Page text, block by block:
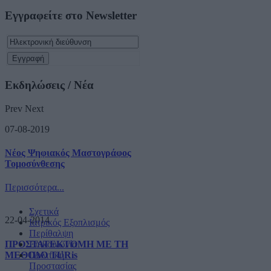
Εγγραφείτε στο Newsletter
Εκδηλώσεις / Νέα
Prev Next
07-08-2019
Νέος Ψηφιακός Μαστογράφος
Τομοσύνθεσης
Περισσότερα...
22-04-2014
ΠΡΟΣΤΑΤΕΚΤΟΜΗ ΜΕ ΤΗ
ΜΕΘΟΔΟ TURis
Σχετικά
Ιατρικός Εξοπλισμός
Περίθαλψη
Επικοινωνία
Πολιτική
Προστασίας